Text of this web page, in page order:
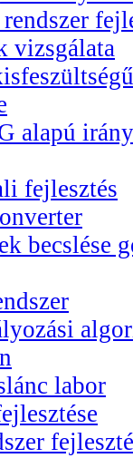
vizsgálata
alapú
fejlesztés
becslése
labor